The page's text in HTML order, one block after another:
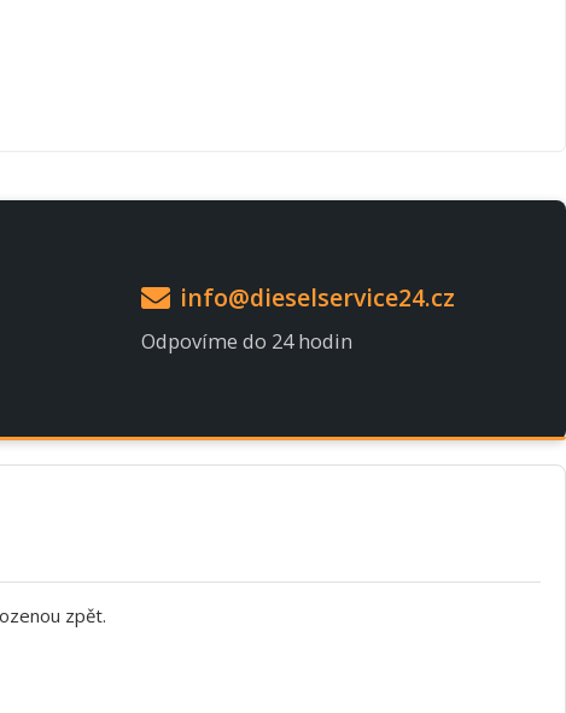
info@dieselservice24.cz
Odpovíme do 24 hodin
zpět.